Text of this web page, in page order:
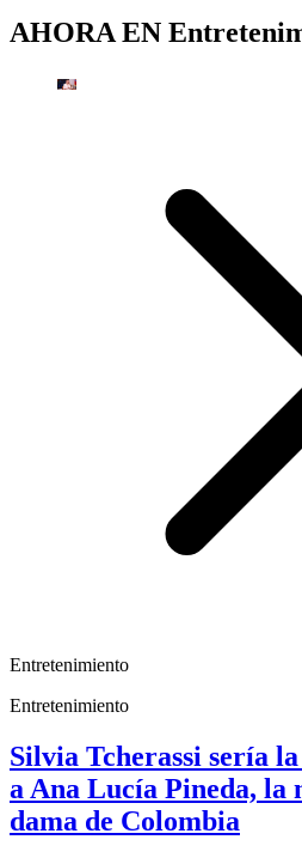
AHORA EN
Entretenimiento
Entretenimiento
Silvia Tcherassi sería
a Ana Lucía Pineda, la
dama de Colombia